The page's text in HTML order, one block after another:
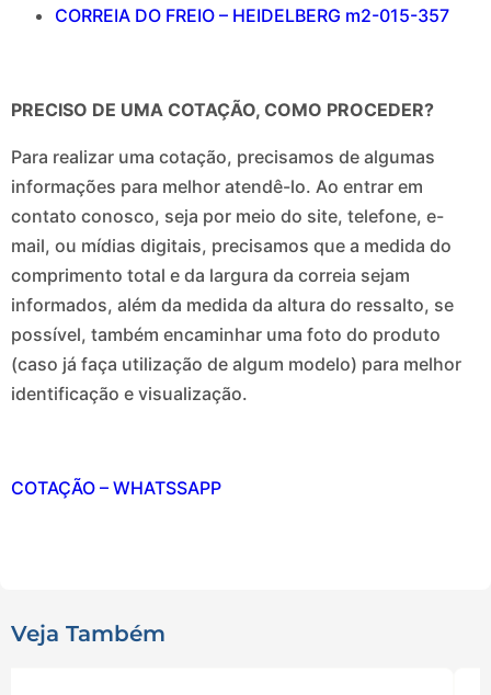
CORREIA DO FREIO – HEIDELBERG m2-015-357
PRECISO DE UMA COTAÇÃO, COMO PROCEDER?
Para realizar uma cotação, precisamos de algumas
informações para melhor atendê-lo. Ao entrar em
contato conosco, seja por meio do site, telefone, e-
mail, ou mídias digitais, precisamos que a medida do
comprimento total e da largura da correia sejam
informados, além da medida da altura do ressalto, se
possível, também encaminhar uma foto do produto
(caso já faça utilização de algum modelo) para melhor
identificação e visualização.
COTAÇÃO – WHATSSAPP
Veja Também